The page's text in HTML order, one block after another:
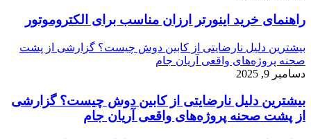
راهنمای خرید اینورتر ارزان مناسب برای الکتروموتور
بیشترین دلیل نارضایتی از کابین دوش چیست؟ گزارشی از پشت
صحنه پروژه‌های واقعی آریان جام
دسامبر 9, 2025
بیشترین دلیل نارضایتی از کابین دوش چیست؟ گزارشی
از پشت صحنه پروژه‌های واقعی آریان جام